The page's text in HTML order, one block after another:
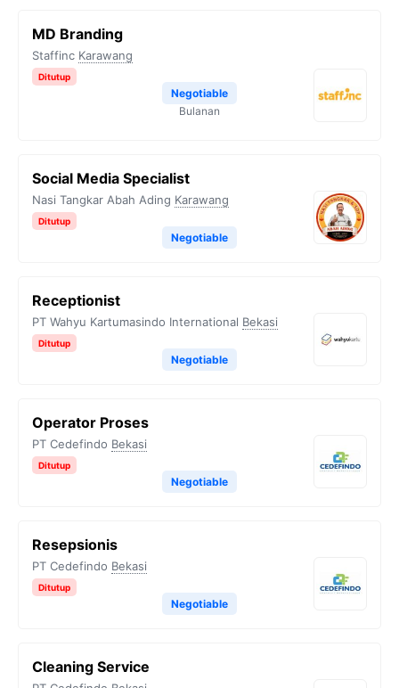
MD Branding
Staffinc Karawang
Ditutup
Negotiable
Bulanan
Social Media Specialist
Nasi Tangkar Abah Ading Karawang
Ditutup
Negotiable
Receptionist
PT Wahyu Kartumasindo International Bekasi
Ditutup
Negotiable
Operator Proses
PT Cedefindo Bekasi
Ditutup
Negotiable
Resepsionis
PT Cedefindo Bekasi
Ditutup
Negotiable
Cleaning Service